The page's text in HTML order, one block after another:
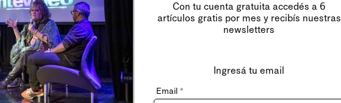
Con tu cuenta gratuita accedés a 6
artículos gratis por mes y recibís nuestras
newsletters
Ingresá tu email
Email *